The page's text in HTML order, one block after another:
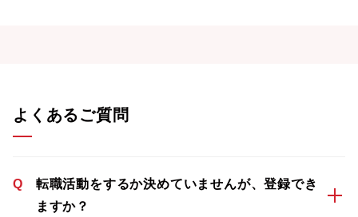
よくあるご質問
Q
転職活動をするか決めていませんが、登録でき
ますか？